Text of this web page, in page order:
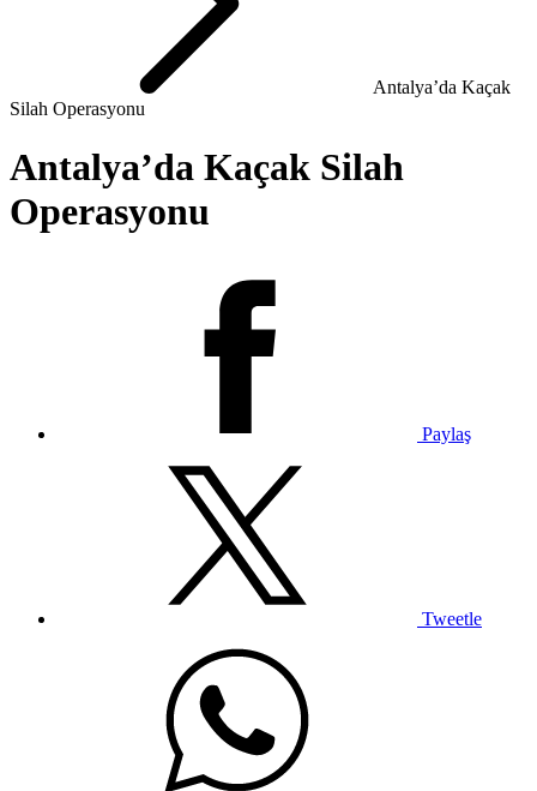
Antalya’da Kaçak
Silah Operasyonu
Antalya’da Kaçak Silah
Operasyonu
Paylaş
Tweetle